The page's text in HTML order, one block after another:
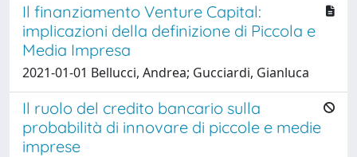
Il finanziamento Venture Capital:
implicazioni della definizione di Piccola e
Media Impresa
2021-01-01 Bellucci, Andrea; Gucciardi, Gianluca
Il ruolo del credito bancario sulla
probabilità di innovare di piccole e medie
imprese